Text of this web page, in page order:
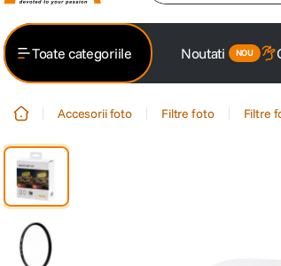
2 trepied
Toate categoriile Noutati
Accesorii foto Filtre foto Filtre